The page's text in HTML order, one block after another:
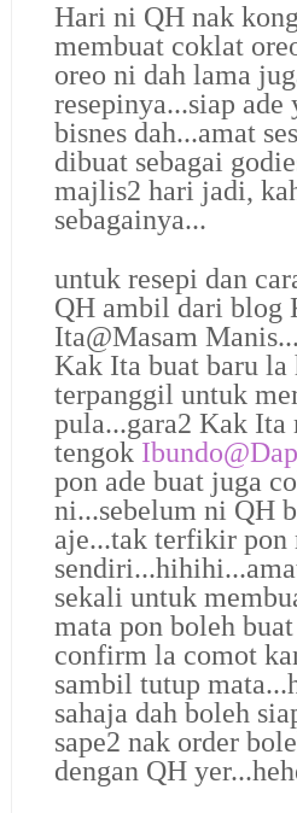
Hari ni QH nak
membuat coklat
oreo ni dah lama
resepinya...siap ade
bisnes dah...amat
dibuat sebagai
majlis2 hari jadi,
sebagainya...
untuk resepi dan
QH ambil dari blog
Ita@Masam
Kak Ita buat baru la
terpanggil untuk
pula...gara2 Kak
tengok
pon ade buat juga
ni...sebelum ni QH
aje...tak terfikir pon
sekali untuk
mata pon boleh
confirm la comot
sambil tutup
sahaja dah boleh
sape2 nak order
dengan QH